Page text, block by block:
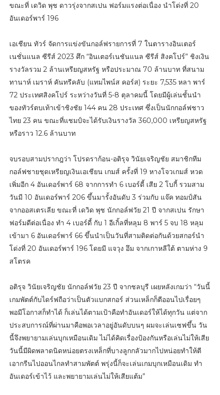
ขณะที่ เดวิด พุช ดาวรุ่งจากสเปน ฟอร์มแรงต่อเนื่อง นำโด่งที่ 20
อันเดอร์พาร์ 196
เอเชียน ทัวร์ จัดการแข่งขันกอล์ฟรายการที่ 7 ในตารางอินเตอร์
เนชั่นแนล ซีรีส์ 2023 ศึก “อินเตอร์เนชันแนล ซีรีส์ สิงคโปร์” ชิงเงิน
รางวัลรวม 2 ล้านเหรียญสหรัฐ หรือประมาณ 70 ล้านบาท ที่สนาม
ทานาห์ เมราห์ คันทรีคลับ (แทมไพน์ส คอร์ส) ระยะ 7,535 หลา พาร์
72 ประเทศสิงคโปร์ ระหว่างวันที่ 5-8 ตุลาคมนี้ โดยมีผู้เล่นชั้นนำ
ของทัวร์ตบเท้าเข้าชิงชัย 144 คน 28 ประเทศ ซึ่งเป็นนักกอล์ฟชาว
ไทย 23 คน ขณะที่แชมป์จะได้รับเงินรางวัล 360,000 เหรียญสหรัฐ
หรือราว 12.6 ล้านบาท
จบรอบสามปรากฎว่า โปรดราก้อน-อติรุจ วินัยเจริญชัย สมาชิกทีม
กอล์ฟชายชุดเหรียญเงินเอเชียน เกมส์ ครั้งที่ 19 หางโจวเกมส์ หวด
เพิ่มอีก 4 อันเดอร์พาร์ 68 จากการทำ 6 เบอร์ดี้ เสีย 2 โบกี้ รวมสาม
วันมี 10 อันเดอร์พาร์ 206 ขึ้นมารั้งอันดับ 3 ร่วมกับ แจ๊ค ทอมป์สัน
จากออสเตรเลีย ขณะที่ เดวิด พุช นักกอล์ฟวัย 21 ปี จากสเปน รักษา
ฟอร์มดีต่อเนื่อง ทำ 4 เบอร์ดี้ กับ 1 อีเกิ้ลที่หลุม 8 พาร์ 5 จบ 18 หลุม
เข้ามา 6 อันเดอร์พาร์ 66 ขึ้นนำเป็นวันที่สามติดต่อกันด้วยสกอร์นำ
โด่งที่ 20 อันเดอร์พาร์ 196 โดยมี แจวุง อึม จากเกาหลีใต้ ตามห่าง 9
สโตรค
อติรุจ วินัยเจริญชัย นักกอล์ฟวัย 23 ปี จากชลบุรี เผยหลังเกมว่า “วันนี้
เกมพัตต์กับไดร์ฟถือว่าเป็นตัวแบกสกอร์ ส่วนเหล็กก็ตีออนไปเรื่อยๆ
พอมีโอกาสก็ทำได้ ก็เล่นได้ตามเป้าคือทำอันเดอร์ให้ได้ทุกวัน แต่จาก
ประสบการณ์ที่ผ่านมาคือพอเวลาอยู่อันดับบนๆ ผมจะเล่นเซฟขึ้น วัน
นี้จึงพยายามเล่นบุกเหมือนเดิม ไม่ได้คิดเรื่องป้องกันหรือเล่นไม่ให้เสีย
วันนี้มีผิดพลาดนิดหน่อยตรงเหล็กที่บางลูกกลัวมากไปหน่อยทำให้ตี
เอากรีนไปออนไกลทำสามพัตต์ พรุ่งนี้ก็จะเล่นเกมบุกเหมือนเดิม ทำ
อันเดอร์เข้าไว้ และพยายามเล่นไม่ให้เสียแต้ม”